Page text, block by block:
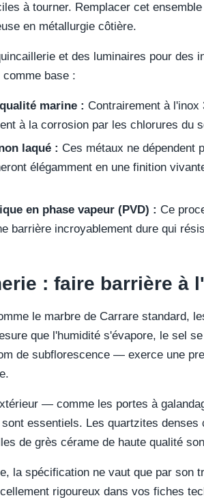
à tourner. Remplacer cet
en métallurgie côtière.
et des luminaires pour des
base :
marine : Contrairement à l'inox
à la corrosion par les chlorures du
laqué : Ces métaux ne dépendent
élégamment en une finition
en phase vapeur (PVD) : Ce
barrière incroyablement dure qui
: faire barrière à
le marbre de Carrare standard,
que l'humidité s'évapore, le sel
de subflorescence — exerce une
— comme les portes à
essentiels. Les quartzites denses
de grès cérame de haute qualité
la spécification ne vaut que par son
rigoureux dans vos fiches